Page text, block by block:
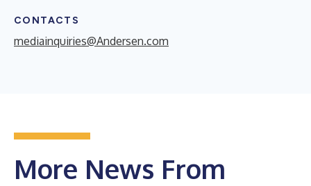
CONTACTS
mediainquiries@Andersen.com
More News From